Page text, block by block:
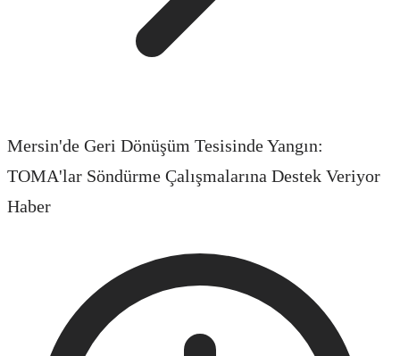
Mersin'de Geri Dönüşüm Tesisinde Yangın:
TOMA'lar Söndürme Çalışmalarına Destek Veriyor
Haber